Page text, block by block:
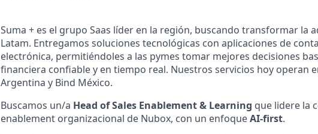
Suma + es el grupo Saas líder en la región, buscando transformar la
Latam. Entregamos soluciones tecnológicas con aplicaciones de
electrónica, permitiéndoles a las pymes tomar mejores decisiones
financiera confiable y en tiempo real. Nuestros servicios hoy operan
Argentina y Bind México.
Buscamos un/a Head of Sales Enablement & Learning que lidere la
enablement organizacional de Nubox, con un enfoqueAI-first.